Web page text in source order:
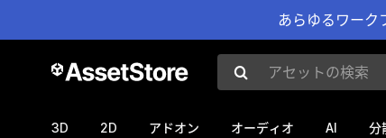
あらゆるワーク
アセットの検索
3D 2D アドオン オーディオ AI 分